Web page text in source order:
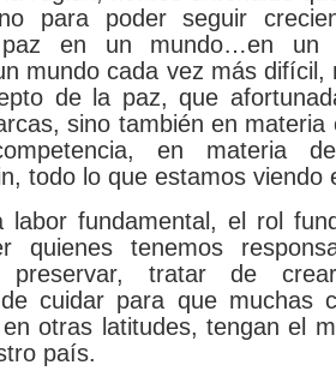
para poder seguir
paz en un mundo…en un
mundo cada vez más difícil,
de la paz, que
sino también en materia
en materia
todo lo que estamos viendo
labor fundamental, el rol
quienes tenemos
preservar, tratar de
cuidar para que muchas
otras latitudes, tengan el
país.